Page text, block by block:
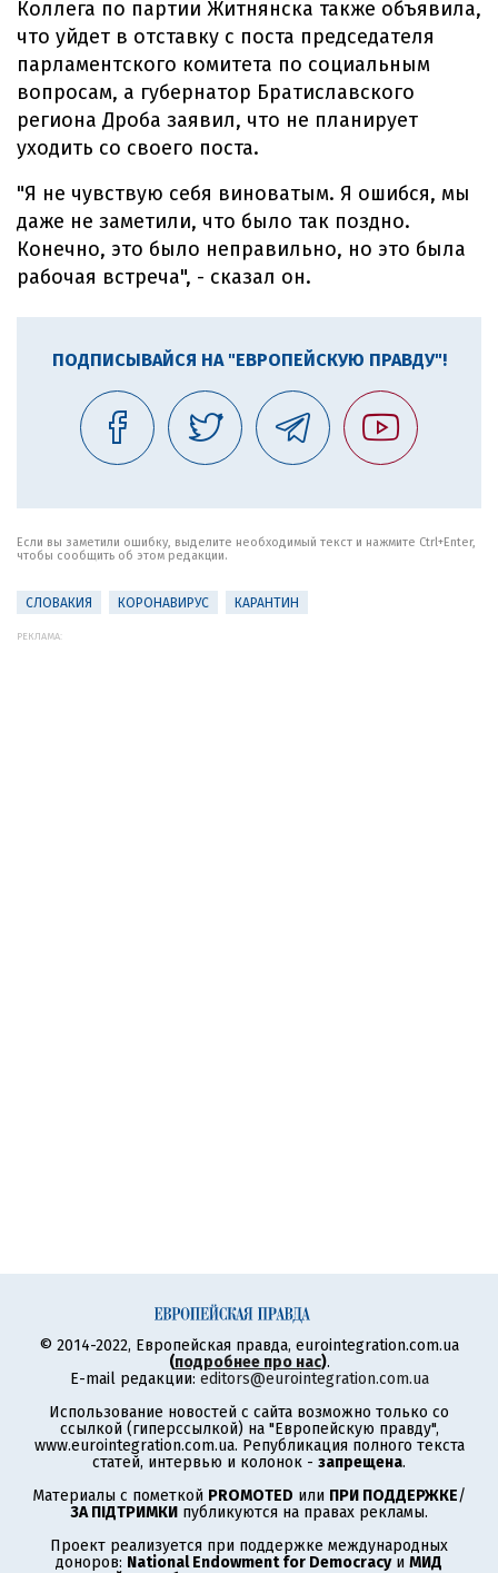
Коллега по партии Житнянска также объявила,
что уйдет в отставку с поста председателя
парламентского комитета по социальным
вопросам, а губернатор Братиславского
региона Дроба заявил, что не планирует
уходить со своего поста.
"Я не чувствую себя виноватым. Я ошибся, мы
даже не заметили, что было так поздно.
Конечно, это было неправильно, но это была
рабочая встреча", - сказал он.
ПОДПИСЫВАЙСЯ НА "ЕВРОПЕЙСКУЮ ПРАВДУ"!
Если вы заметили ошибку, выделите необходимый текст и нажмите Ctrl+Enter,
чтобы сообщить об этом редакции.
СЛОВАКИЯ КОРОНАВИРУС КАРАНТИН
РЕКЛАМА:
© 2014-2022, Европейская правда, eurointegration.com.ua
(подробнее про нас).
E-mail редакции: editors@eurointegration.com.ua
Использование новостей с сайта возможно только со
ссылкой (гиперссылкой) на "Европейскую правду",
www.eurointegration.com.ua. Републикация полного текста
статей, интервью и колонок - запрещена.
Материалы с пометкой PROMOTED или ПРИ ПОДДЕРЖКЕ/
ЗА ПІДТРИМКИ публикуются на правах рекламы.
Проект реализуется при поддержке международных
доноров: National Endowment for Democracyи МИД